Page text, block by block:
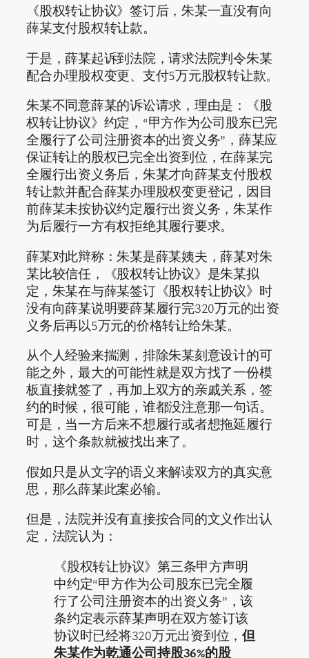
《股权转让协议》签订后，朱某一直没有向
薛某支付股权转让款。
于是，薛某起诉到法院，请求法院判令朱某
配合办理股权变更、支付5万元股权转让款。
朱某不同意薛某的诉讼请求，理由是：《股
权转让协议》约定，“甲方作为公司股东已完
全履行了公司注册资本的出资义务”，薛某应
保证转让的股权已完全出资到位，在薛某完
全履行出资义务后，朱某才向薛某支付股权
转让款并配合薛某办理股权变更登记，因目
前薛某未按协议约定履行出资义务，朱某作
为后履行一方有权拒绝其履行要求。
薛某对此辩称：朱某是薛某姨夫，薛某对朱
某比较信任，《股权转让协议》是朱某拟
定，朱某在与薛某签订《股权转让协议》时
没有向薛某说明要薛某履行完320万元的出资
义务后再以5万元的价格转让给朱某。
从个人经验来揣测，排除朱某刻意设计的可
能之外，最大的可能性就是双方找了一份模
板直接就签了，再加上双方的亲戚关系，签
约的时候，很可能，谁都没注意那一句话。
可是，当一方后来不想履行或者想拖延履行
时，这个条款就被找出来了。
假如只是从文字的语义来解读双方的真实意
思，那么薛某此案必输。
但是，法院并没有直接按合同的文义作出认
定，法院认为：
《股权转让协议》第三条甲方声明
中约定“甲方作为公司股东已完全履
行了公司注册资本的出资义务”，该
条约定表示薛某声明在双方签订该
协议时已经将320万元出资到位，但
朱某作为乾通公司持股36%的股